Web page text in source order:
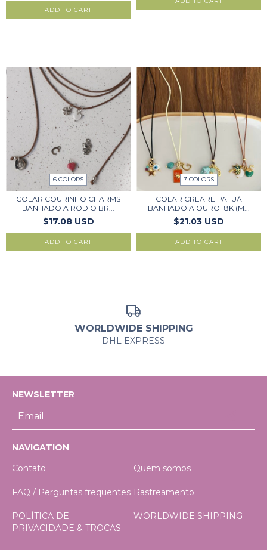
ADD TO CART
6 COLORS
COLAR COURINHO CHARMS
BANHADO A RÓDIO BR...
$17.08 USD
ADD TO CART
7 COLORS
COLAR CREARE PATUÁ
BANHADO A OURO 18K (M...
$21.03 USD
ADD TO CART
WORLDWIDE SHIPPING
DHL EXPRESS
NEWSLETTER
NAVIGATION
Contato
Quem somos
FAQ / Perguntas frequentes Rastreamento
POLÍTICA DE
PRIVACIDADE & TROCAS
WORLDWIDE SHIPPING